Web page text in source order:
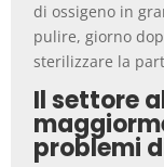
di ossigeno in
pulire, giorno
sterilizzare la
Il settore
problemi